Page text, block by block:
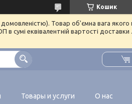
Кошик
Товар об'ємна вага якого
еквівалентній вартості доставки
Товары и услуги О нас